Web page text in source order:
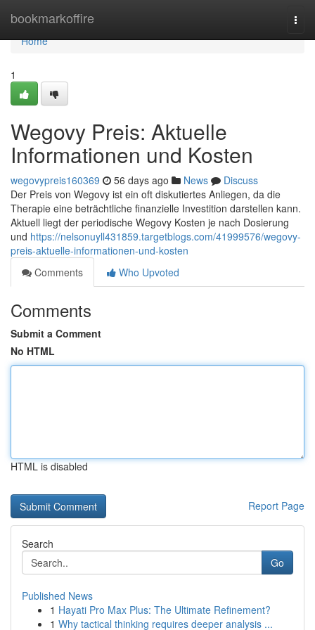
bookmarkoffire
Home
Home
1
Wegovy Preis: Aktuelle
Informationen und Kosten
wegovypreis160369 56 days ago News
Discuss
Der Preis von Wegovy ist ein oft diskutiertes Anliegen, da die
Therapie eine beträchtliche finanzielle Investition darstellen kann.
Aktuell liegt der periodische Wegovy Kosten je nach Dosierung
und https://nelsonuyll431859.targetblogs.com/41999576/wegovy-
preis-aktuelle-informationen-und-kosten
Comments
Who Upvoted
Comments
Submit a Comment
No HTML
HTML is disabled
Report Page
Search
Go
Published News
1 Hayati Pro Max Plus: The Ultimate Refinement?
1 Why tactical thinking requires deeper analysis ...